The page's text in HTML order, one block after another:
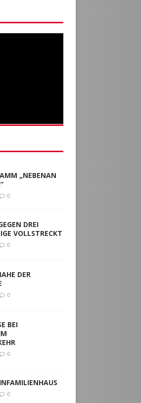
„NEBENAN
0
DREI
VOLLSTRECKT
0
DER
0
BEI
0
0